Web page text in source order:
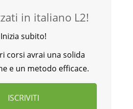
in italiano L2!
Inizia subito!
corsi avrai una solida
e un metodo efficace.
ISCRIVITI